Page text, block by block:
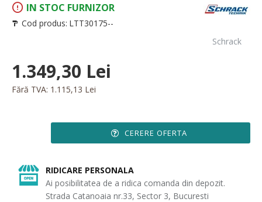
IN STOC FURNIZOR
Cod produs: LTT30175--
Schrack
1.349,30 Lei
Fără TVA: 1.115,13 Lei
CERERE OFERTA
RIDICARE PERSONALA
Ai posibilitatea de a ridica comanda din depozit.
Strada Catanoaia nr.33, Sector 3, Bucuresti